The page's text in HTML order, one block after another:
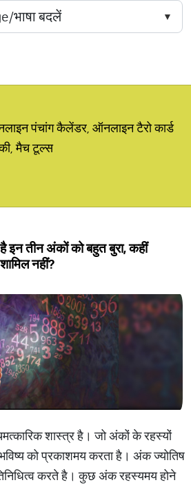
पंचांग कैलेंडर, ऑनलाइन टैरो कार्ड
मैच टूल्स
इन तीन अंकों को बहुत बुरा, कहीं
नहीं?
शास्त्र है। जो अंकों के रहस्यों
को प्रकाशमय करता है। अंक ज्योतिष
करते है। कुछ अंक रहस्यमय होने